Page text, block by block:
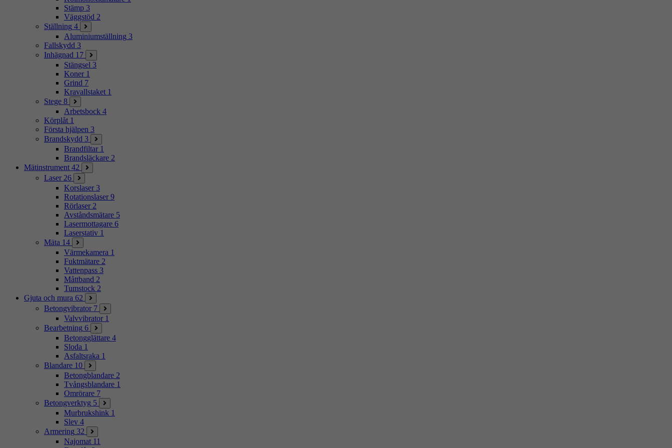
Stämp 3
Väggstöd 2
Ställning 4
Aluminiumställning 3
Fallskydd 3
Inhägnad 17
Stängsel 3
Koner 1
Grind 7
Kravallstaket 1
Stege 8
Arbetsbock 4
Körplåt 1
Första hjälpen 3
Brandskydd 3
Brandfiltar 1
Brandsläckare 2
Mätinstrument 42
Laser 26
Korslaser 3
Rotationslaser 9
Rörlaser 2
Avståndsmätare 5
Lasermottagare 6
Laserstativ 1
Mäta 14
Värmekamera 1
Fuktmätare 2
Vattenpass 3
Måttband 2
Tumstock 2
Gjuta och mura 62
Betongvibrator 7
Valvvibrator 1
Bearbetning 6
Betongglättare 4
Sloda 1
Asfaltsraka 1
Blandare 10
Betongblandare 2
Tvångsblandare 1
Omrörare 7
Betongverktyg 5
Murbrukshink 1
Slev 4
Armering 32
Najomat 11